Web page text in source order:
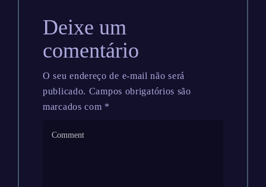
Deixe um
comentário
O seu endereço de e-mail não será
publicado. Campos obrigatórios são
marcados com *